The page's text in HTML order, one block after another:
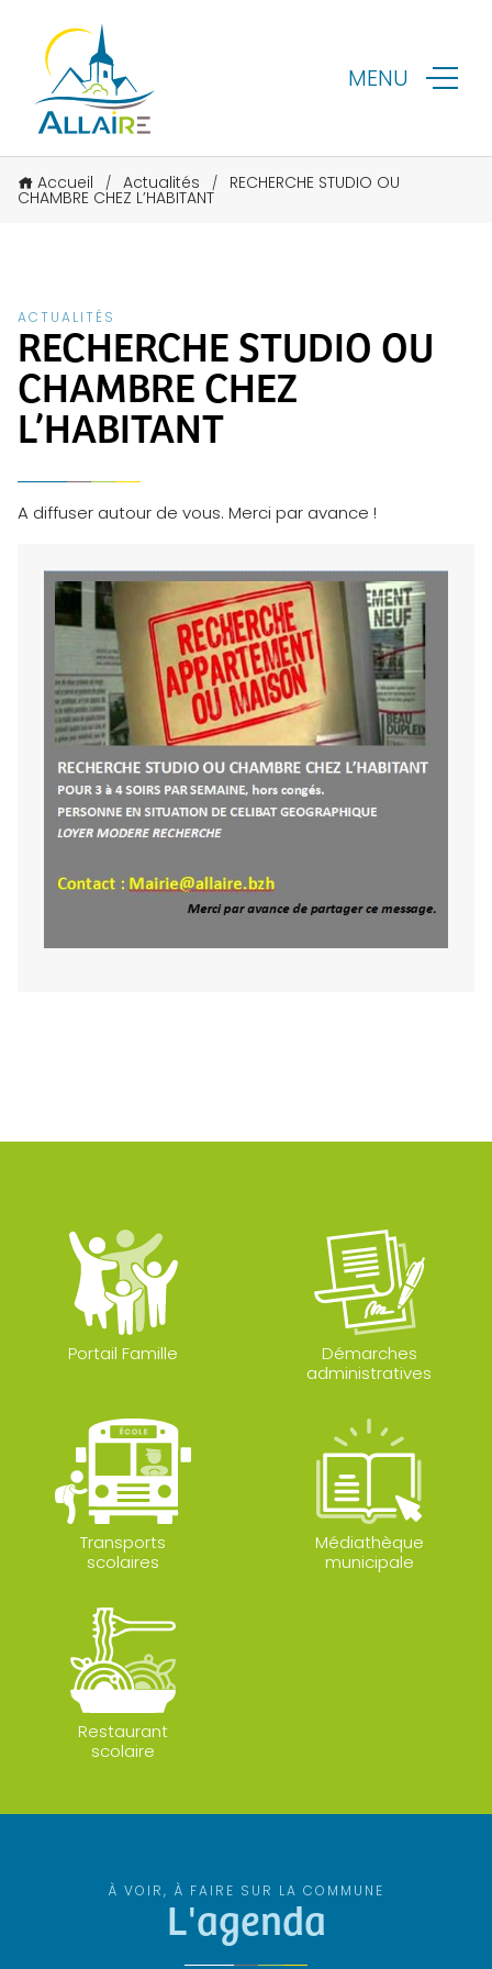
MENU
Accueil / Actualités / RECHERCHE STUDIO OU
CHAMBRE CHEZ L’HABITANT
ACTUALITÉS
RECHERCHE STUDIO OU
CHAMBRE CHEZ
L’HABITANT
A diffuser autour de vous. Merci par avance !
Portail Famille
Démarches
administratives
Transports
scolaires
Médiathèque
municipale
Restaurant
scolaire
À VOIR, À FAIRE SUR LA COMMUNE
L'agenda